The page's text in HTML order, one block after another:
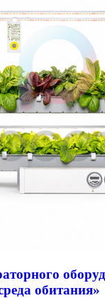
обитания»